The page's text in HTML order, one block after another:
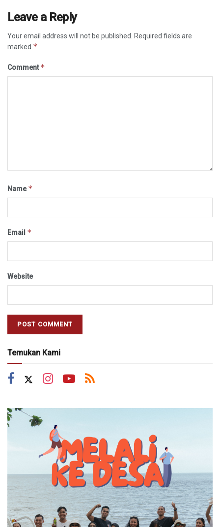
Leave a Reply
Your email address will not be published.
Required fields are
marked *
Comment*
Name*
Email *
Website
Temukan Kami